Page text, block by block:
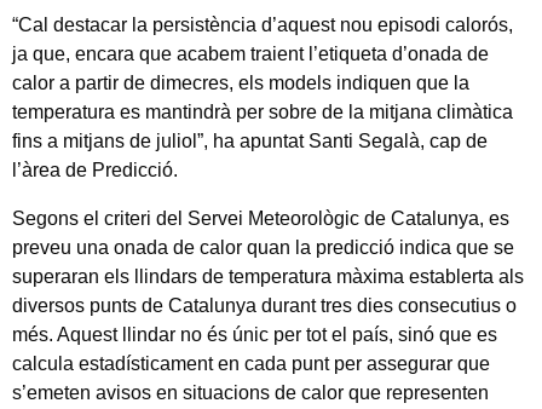
“Cal destacar la persistència d’aquest nou episodi calorós,
ja que, encara que acabem traient l’etiqueta d’onada de
calor a partir de dimecres, els models indiquen que la
temperatura es mantindrà per sobre de la mitjana climàtica
fins a mitjans de juliol”, ha apuntat Santi Segalà, cap de
l’àrea de Predicció.
Segons el criteri del Servei Meteorològic de Catalunya, es
preveu una onada de calor quan la predicció indica que se
superaran els llindars de temperatura màxima establerta als
diversos punts de Catalunya durant tres dies consecutius o
més. Aquest llindar no és únic per tot el país, sinó que es
calcula estadísticament en cada punt per assegurar que
s’emeten avisos en situacions de calor que representen